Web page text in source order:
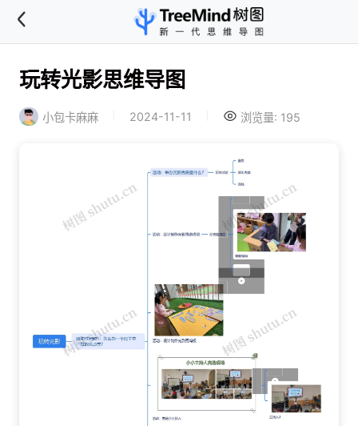
玩转光影思维导图
小包卡麻麻 2024-11-11 浏览量: 195